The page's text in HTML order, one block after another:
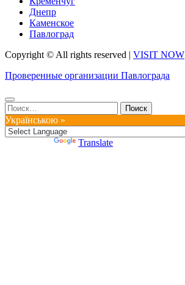
Днепр
Каменское
Павлоград
Copyright © All rights reserved | VISIT NOW
Проверенные организации Павлограда
Найти:
Українською »
Translate